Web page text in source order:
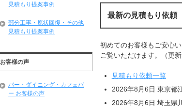
最新の見積もり依頼
初めてのお客様もご安心
ご覧いただけます。（更
見積もり依頼一覧
2026年8月6日 東京都
2026年8月6日 埼玉県
見積もり提案事例
部分工事・原状回復・その他
見積もり提案事例
お客様の声
バー・ダイニング・カフェバ
ー お客様の声